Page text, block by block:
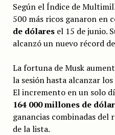
Según el Índice de
500 más ricos ganaron en
de dólaresel 15 de junio.
alcanzó un nuevo récord de
La fortuna de Musk
la sesión hasta alcanzar los
El incremento en un solo
164 000 millones de
ganancias combinadas del
de la lista.